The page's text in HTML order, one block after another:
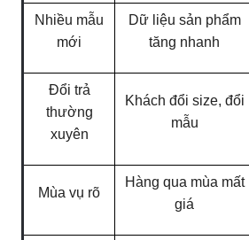
Nhiều mẫu
mới
Dữ liệu sản phẩm
tăng nhanh
Đổi trả
thường
xuyên
Khách đổi size, đổi
mẫu
Mùa vụ rõ
Hàng qua mùa mất
giá